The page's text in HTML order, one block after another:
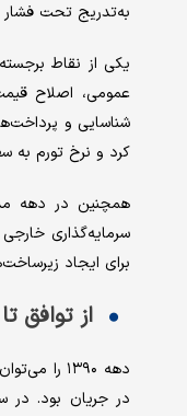
به‌تدریج تحت فشار
عمومی، اصلاح
شناسایی و
کرد و نرخ تورم به
همچنین در دهه
سرمایه‌گذاری
برای ایجاد
از توافق
دهه ۱۳۹۰
در جریان بود. در